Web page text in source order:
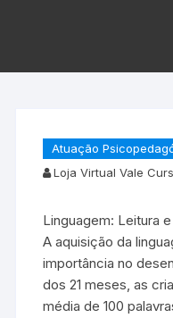
Atuação
Loja Virtual Vale
Linguagem: Leitura
A aquisição da
importância no
dos 21 meses, as
média de 100